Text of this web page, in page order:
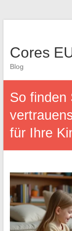
Cores
Blog
So finden
für Ihre